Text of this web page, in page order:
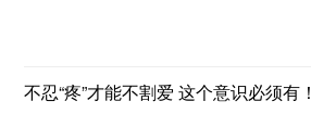
不忍“疼”才能不割爱 这个意识必须有！